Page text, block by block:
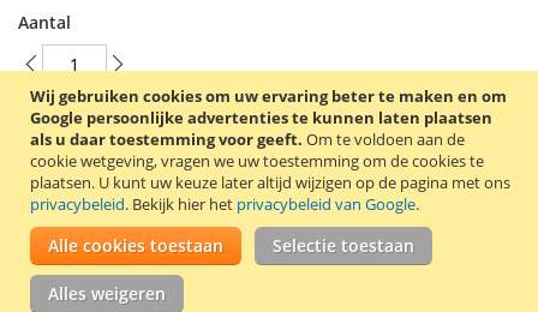
Wij gebruiken cookies om uw ervaring beter te maken en om
Google persoonlijke advertenties te kunnen laten plaatsen
als u daar toestemming voor geeft. Om te voldoen aan de
cookie wetgeving, vragen we uw toestemming om de cookies te
plaatsen. U kunt uw keuze later altijd wijzigen op de pagina met ons
privacybeleid. Bekijk hier het privacybeleid van Google.
Alle cookies toestaan Selectie toestaan
Alles weigeren
Aantal
In Winkelwagen
VOEG TOE AAN VERLANGLIJST
TOEVOEGEN OM TE VERGELIJKEN